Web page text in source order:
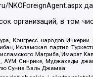
NKOForeignAgent.aspx
организаций, в том
Конгресс народов Ичкерии
Исламская партия
Магриба, Имарат
АУМ Синрике, Муджахеды
Сунна Валь Джамаа